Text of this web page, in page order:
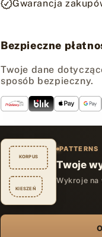
okrągłych
-
4/5mm
-
4/5mm
Gwarancja
Bezpieczne
Twoje dane
sposób bezpieczny.
KORPUS
KIESZEŃ
PATTERNS
Twoje
Wykroje na